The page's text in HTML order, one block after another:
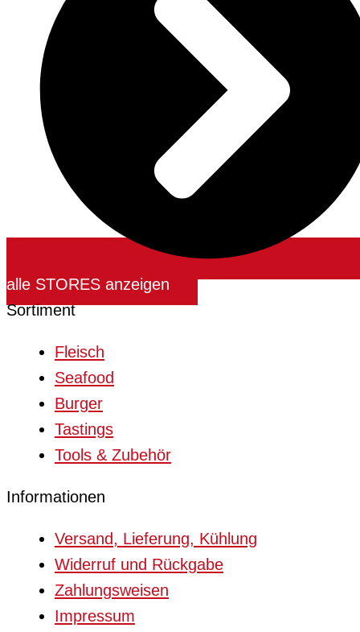
alle STORES anzeigen
Sortiment
Fleisch
Seafood
Burger
Tastings
Tools & Zubehör
Informationen
Versand, Lieferung, Kühlung
Widerruf und Rückgabe
Zahlungsweisen
Impressum